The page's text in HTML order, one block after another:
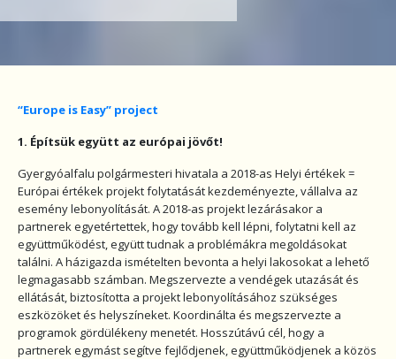
“Europe is Easy” project
1. Építsük együtt az európai jövőt!
Gyergyóalfalu polgármesteri hivatala a 2018-as Helyi értékek =
Európai értékek projekt folytatását kezdeményezte, vállalva az
esemény lebonyolítását. A 2018-as projekt lezárásakor a
partnerek egyetértettek, hogy tovább kell lépni, folytatni kell az
együttműködést, együtt tudnak a problémákra megoldásokat
találni. A házigazda ismételten bevonta a helyi lakosokat a lehető
legmagasabb számban. Megszervezte a vendégek utazását és
ellátását, biztosította a projekt lebonyolításához szükséges
eszközöket és helyszíneket. Koordinálta és megszervezte a
programok gördülékeny menetét. Hosszútávú cél, hogy a
partnerek egymást segítve fejlődjenek, együttműködjenek a közös